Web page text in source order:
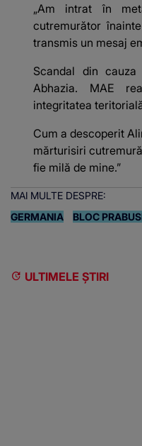
„Am intrat în
cutremurător
transmis un mesaj
Scandal din
Abhazia. MAE
integritatea
Cum a descoperit
mărturisiri
fie milă de mine.”
MAI MULTE DESPRE:
GERMANIA
BLOC
ULTIMELE ȘTIRI